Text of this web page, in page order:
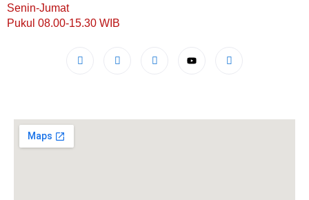
Senin-Jumat
Pukul 08.00-15.30 WIB